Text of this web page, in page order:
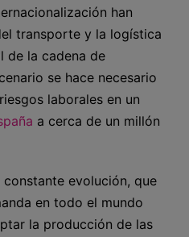
han
transporte y la logística
de la cadena de
se hace necesario
laborales en un
a cerca de un millón
evolución, que
en todo el mundo
la producción de las